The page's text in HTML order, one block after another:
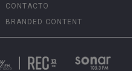
CONTACTO
BRANDED CONTENT